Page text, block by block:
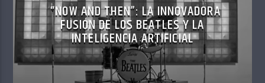
“NOW AND THEN”: LA INNOVADORA
FUSIÓN DE LOS BEATLES Y LA
INTELIGENCIA ARTIFICIAL